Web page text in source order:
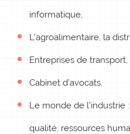
informatique,
L’agroalimentaire, la
Entreprises de
Cabinet d’avocats,
Le monde de l’industrie
qualité, ressources